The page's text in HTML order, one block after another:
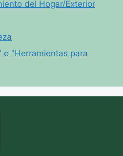
del Hogar/Exterior
o "Herramientas para